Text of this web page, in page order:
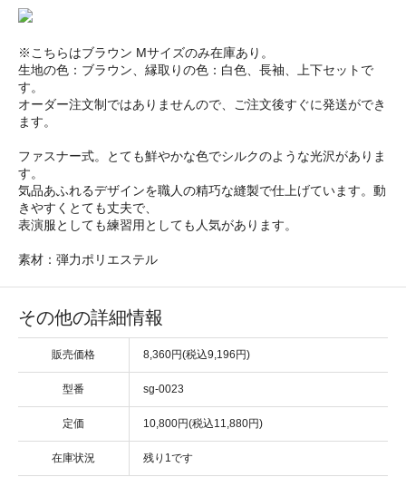
※こちらはブラウン Mサイズのみ在庫あり。
生地の色：ブラウン、縁取りの色：白色、長袖、上下セットで
す。
オーダー注文制ではありませんので、ご注文後すぐに発送ができ
ます。
ファスナー式。とても鮮やかな色でシルクのような光沢がありま
す。
気品あふれるデザインを職人の精巧な縫製で仕上げています。動
きやすくとても丈夫で、
表演服としても練習用としても人気があります。
素材：弾力ポリエステル
その他の詳細情報
販売価格 8,360円(税込9,196円)
型番 sg-0023
定価 10,800円(税込11,880円)
在庫状況 残り1です